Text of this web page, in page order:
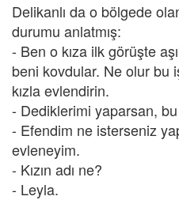
Delikanlı da o bölgede
durumu anlatmış:
- Ben o kıza ilk görüşte
beni kovdular. Ne olur bu
kızla evlendirin.
- Dediklerimi yaparsan,
- Efendim ne isterseniz
evleneyim.
- Kızın adı ne?
- Leyla.